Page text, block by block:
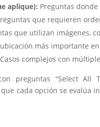
aplique): Preguntas
que requieren
que utilizan imágenes,
más importante
Casos complejos con
preguntas “Select All
cada opción se evalúa